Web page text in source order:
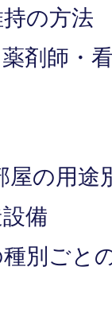
の方法
剤師・
屋の用途
備
別ごと